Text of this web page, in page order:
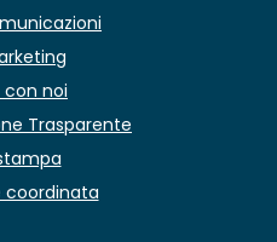
con noi
Trasparente
coordinata